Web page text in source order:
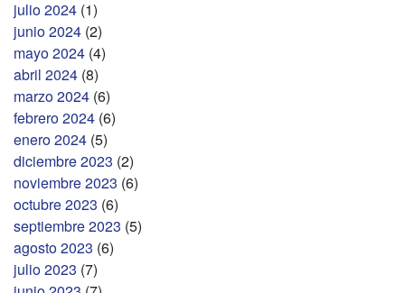
julio 2024 (1)
junio 2024 (2)
mayo 2024 (4)
abril 2024 (8)
marzo 2024 (6)
febrero 2024 (6)
enero 2024 (5)
diciembre 2023 (2)
noviembre 2023 (6)
octubre 2023 (6)
septiembre 2023 (5)
agosto 2023 (6)
julio 2023 (7)